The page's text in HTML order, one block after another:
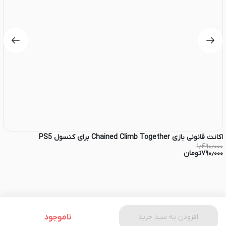
افزودن به سبد خرید ناموجود
اکانت قانونی بازی Chained Climb Together برای کنسول PS5
۱٫۴۹۰٫۰۰۰
۷۹۰٫۰۰۰تومان